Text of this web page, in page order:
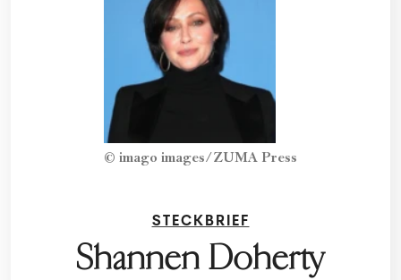
© imago images/ZUMA Press
STECKBRIEF
Shannen Doherty